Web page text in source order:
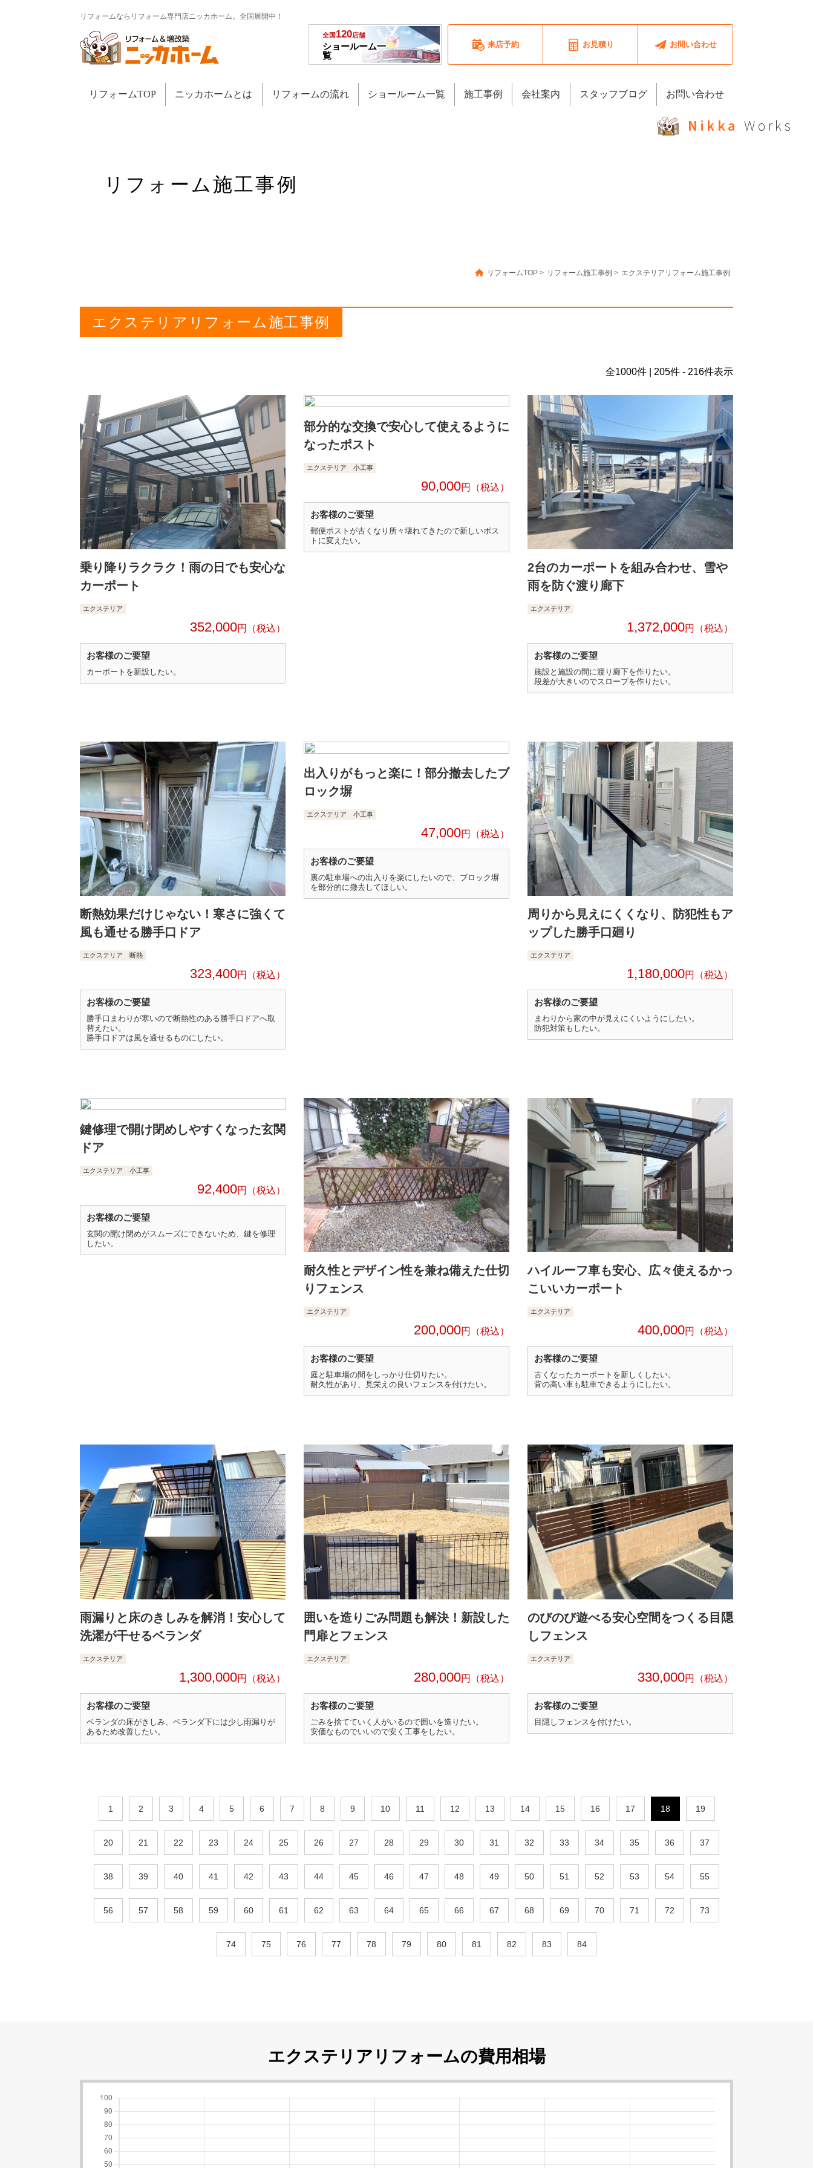
リフォームならリフォーム専門店ニッカホーム。全国展開中！
全国120店舗
ショールーム一
覧
来店予約 お見積り お問い合わせ
リフォームTOP ニッカホームとは リフォームの流れ ショールーム一覧 施工事例 会社案内 スタッフブログ お問い合わせ
Nikka Works
リフォーム施工事例
リフォームTOP > リフォーム施工事例 > エクステリアリフォーム施工事例
エクステリアリフォーム施工事例
全1000件 | 205件 - 216件表示
乗り降りラクラク！雨の日でも安心な
カーポート
エクステリア
352,000円
お客様のご要望
カーポートを新設したい。
部分的な交換で安心して使えるように
なったポスト
エクステリア 小工事
90,000円
お客様のご要望
郵便ポストが古くなり所々壊れてきたので新しいポス
トに変えたい。
2台のカーポートを組み合わせ、雪や
雨を防ぐ渡り廊下
エクステリア
1,372,000円
お客様のご要望
施設と施設の間に渡り廊下を作りたい。
段差が大きいのでスロープを作りたい。
断熱効果だけじゃない！寒さに強くて
風も通せる勝手口ドア
エクステリア 断熱
323,400円
お客様のご要望
勝手口まわりが寒いので断熱性のある勝手口ドアへ取
替えたい。
勝手口ドアは風を通せるものにしたい。
出入りがもっと楽に！部分撤去したブ
ロック塀
エクステリア 小工事
47,000円
お客様のご要望
裏の駐車場への出入りを楽にしたいので、ブロック塀
を部分的に撤去してほしい。
周りから見えにくくなり、防犯性もア
ップした勝手口廻り
エクステリア
1,180,000円
お客様のご要望
まわりから家の中が見えにくいようにしたい。
防犯対策もしたい。
鍵修理で開け閉めしやすくなった玄関
ドア
エクステリア 小工事
92,400円
お客様のご要望
玄関の開け閉めがスムーズにできないため、鍵を修理
したい。
耐久性とデザイン性を兼ね備えた仕切
りフェンス
エクステリア
200,000円
お客様のご要望
庭と駐車場の間をしっかり仕切りたい。
耐久性があり、見栄えの良いフェンスを付けたい。
ハイルーフ車も安心、広々使えるかっ
こいいカーポート
エクステリア
400,000円
お客様のご要望
古くなったカーポートを新しくしたい。
背の高い車も駐車できるようにしたい。
雨漏りと床のきしみを解消！安心して
洗濯が干せるベランダ
エクステリア
1,300,000円
お客様のご要望
ベランダの床がきしみ、ベランダ下には少し雨漏りが
あるため改善したい。
囲いを造りごみ問題も解決！新設した
門扉とフェンス
エクステリア
280,000円
お客様のご要望
ごみを捨てていく人がいるので囲いを造りたい。
安価なものでいいので安く工事をしたい。
のびのび遊べる安心空間をつくる目隠
しフェンス
エクステリア
330,000円
お客様のご要望
目隠しフェンスを付けたい。
1 2 3 4 5 6 7 8 9 10 11 12 13 14 15 16 17 18 19
20 21 22 23 24 25 26 27 28 29 30 31 32 33 34 35 36 37
38 39 40 41 42 43 44 45 46 47 48 49 50 51 52 53 54 55
56 57 58 59 60 61 62 63 64 65 66 67 68 69 70 71 72 73
74 75 76 77 78 79 80 81 82 83 84
エクステリアリフォームの費用相場